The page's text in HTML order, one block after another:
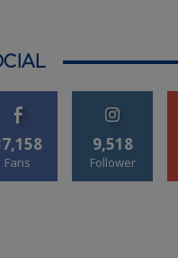
Fans
9,518
Follower